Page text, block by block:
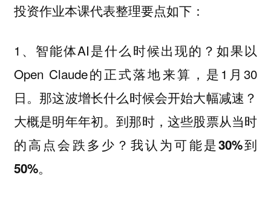
投资作业本课代表整理要点如下：
1、智能体AI是什么时候出现的？如果以
Open Claude的正式落地来算，是1月30
日。 那这波增长什么时候会开始大幅减速？
大概是明年年初。到那时，这些股票从当时
的高点会跌多少？我认为可能是30%到
50%。